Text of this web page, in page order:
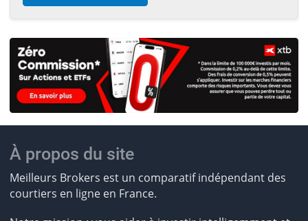
À propos du site
Meilleurs Brokers est un comparatif indépendant des
courtiers en ligne en France.